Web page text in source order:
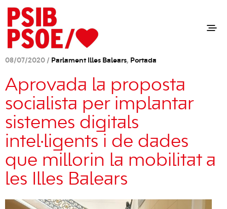
08/07/2020 / Parlament Illes Balears, Portada
Aprovada la proposta
socialista per implantar
sistemes digitals
intel·ligents i de dades
que millorin la mobilitat a
les Illes Balears